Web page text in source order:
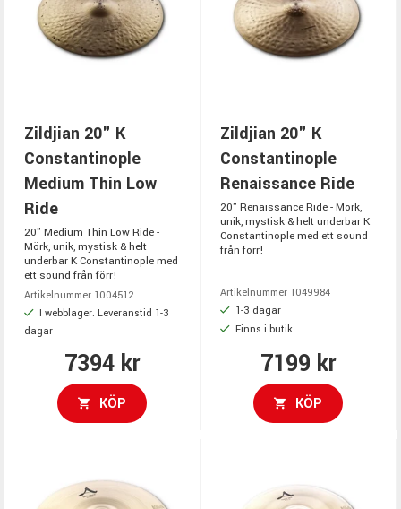
Zildjian 20" K
Constantinople
Medium Thin Low
Ride
20" Medium Thin Low Ride -
Mörk, unik, mystisk & helt
underbar K Constantinople med
ett sound från förr!
Artikelnummer 1004512
I webblager. Leveranstid 1-3
dagar
7394 kr
KÖP
Zildjian 20" K
Constantinople
Renaissance Ride
20" Renaissance Ride - Mörk,
unik, mystisk & helt underbar K
Constantinople med ett sound
från förr!
Artikelnummer 1049984
1-3 dagar
Finns i butik
7199 kr
KÖP